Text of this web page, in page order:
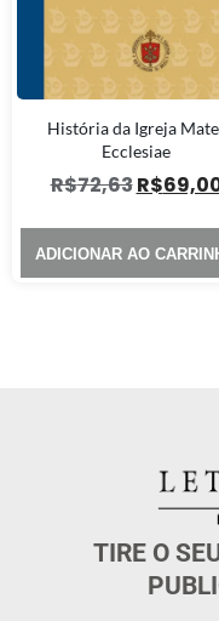
História da Igreja
Ecclesiae
R$72,63R$
ADICIONAR AO
TIRE O